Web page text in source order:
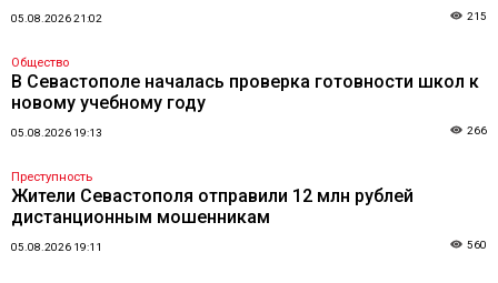
05.08.2026 21:02 215
Общество
В Севастополе началась проверка готовности школ к
новому учебному году
05.08.2026 19:13 266
Преступность
Жители Севастополя отправили 12 млн рублей
дистанционным мошенникам
05.08.2026 19:11 560